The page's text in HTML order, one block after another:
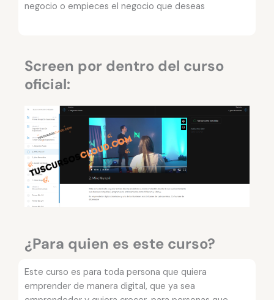
negocio o empieces el negocio que deseas
Screen por dentro del curso
oficial:
¿Para quien es este curso?
Este curso es para toda persona que quiera
emprender de manera digital, que ya sea